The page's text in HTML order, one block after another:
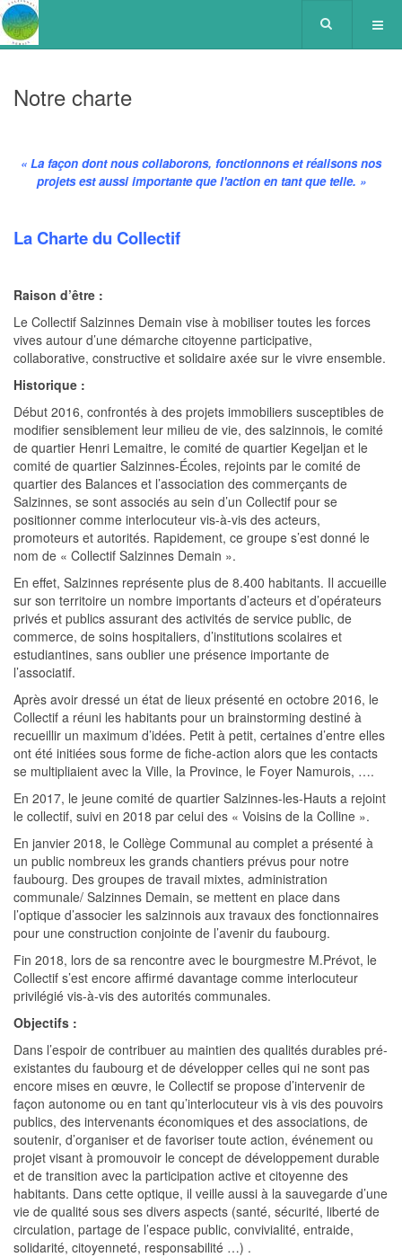
Notre charte
« La façon dont nous collaborons, fonctionnons et réalisons nos
projets est aussi importante que l'action en tant que telle. »
La Charte du Collectif
Raison d’être :
Le Collectif Salzinnes Demain vise à mobiliser toutes les forces
vives autour d’une démarche citoyenne participative,
collaborative, constructive et solidaire axée sur le vivre ensemble.
Historique :
Début 2016, confrontés à des projets immobiliers susceptibles de
modifier sensiblement leur milieu de vie, des salzinnois, le comité
de quartier Henri Lemaitre, le comité de quartier Kegeljan et le
comité de quartier Salzinnes-Écoles, rejoints par le comité de
quartier des Balances et l’association des commerçants de
Salzinnes, se sont associés au sein d’un Collectif pour se
positionner comme interlocuteur vis-à-vis des acteurs,
promoteurs et autorités. Rapidement, ce groupe s’est donné le
nom de « Collectif Salzinnes Demain ».
En effet, Salzinnes représente plus de 8.400 habitants. Il accueille
sur son territoire un nombre importants d’acteurs et d’opérateurs
privés et publics assurant des activités de service public, de
commerce, de soins hospitaliers, d’institutions scolaires et
estudiantines, sans oublier une présence importante de
l’associatif.
Après avoir dressé un état de lieux présenté en octobre 2016, le
Collectif a réuni les habitants pour un brainstorming destiné à
recueillir un maximum d’idées. Petit à petit, certaines d’entre elles
ont été initiées sous forme de fiche-action alors que les contacts
se multipliaient avec la Ville, la Province, le Foyer Namurois, ….
En 2017, le jeune comité de quartier Salzinnes-les-Hauts a rejoint
le collectif, suivi en 2018 par celui des « Voisins de la Colline ».
En janvier 2018, le Collège Communal au complet a présenté à
un public nombreux les grands chantiers prévus pour notre
faubourg. Des groupes de travail mixtes, administration
communale/ Salzinnes Demain, se mettent en place dans
l’optique d’associer les salzinnois aux travaux des fonctionnaires
pour une construction conjointe de l’avenir du faubourg.
Fin 2018, lors de sa rencontre avec le bourgmestre M.Prévot, le
Collectif s’est encore affirmé davantage comme interlocuteur
privilégié vis-à-vis des autorités communales.
Objectifs :
Dans l’espoir de contribuer au maintien des qualités durables pré-
existantes du faubourg et de développer celles qui ne sont pas
encore mises en œuvre, le Collectif se propose d’intervenir de
façon autonome ou en tant qu’interlocuteur vis à vis des pouvoirs
publics, des intervenants économiques et des associations, de
soutenir, d’organiser et de favoriser toute action, événement ou
projet visant à promouvoir le concept de développement durable
et de transition avec la participation active et citoyenne des
habitants. Dans cette optique, il veille aussi à la sauvegarde d’une
vie de qualité sous ses divers aspects (santé, sécurité, liberté de
circulation, partage de l’espace public, convivialité, entraide,
solidarité, citoyenneté, responsabilité …) .